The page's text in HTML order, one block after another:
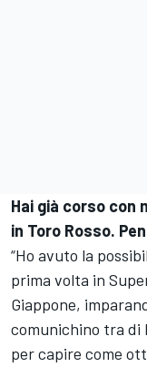
Hai già corso con
in Toro Rosso.
“Ho avuto la
prima volta in
Giappone,
comunichino tra di
per capire come